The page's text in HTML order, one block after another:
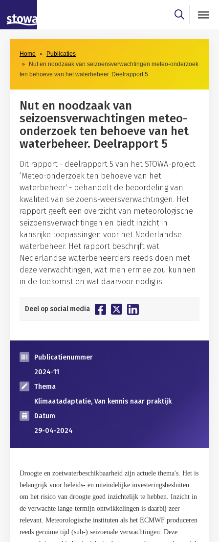
Skip to main content
Skip to main nav
Home
Publicaties
Nut en noodzaak van seizoensverwachtingen meteo-onderzoek
ten behoeve van het waterbeheer. Deelrapport 5
Nut en noodzaak van
seizoensverwachtingen meteo-
onderzoek ten behoeve van het
waterbeheer. Deelrapport 5
Dit rapport - deelrapport 5 van het STOWA-project
‘Meteo-onderzoek ten behoeve van het
waterbeheer' - behandelt de beoordeling van
kwaliteit van seizoens-weersverwachtingen. Het
rapport geeft een overzicht van meteorologische
seizoensverwachtingen en biedt inzicht in
kansrijke toepassingen voor het Nederlandse
waterbeheer. Het rapport beschrijft wat
Nederlandse waterbeheerders reeds doen met
deze verwachtingen, wat men ermee zou kunnen
in de toekomst en wat daarvoor nodig is.
Deel op social media
Publicatienummer
2024-11
Thema
Klimaatadaptatie, Van kennis naar praktijk
Datum
29-04-2024
Droogte en zoetwaterbeschikbaarheid zijn actuele thema's. Het is
belangrijk voor beleids- en uiteindelijke investeringsbesluiten
om het risico van droogte goed inzichtelijk te hebben. Inzicht in
de verwachte lange-termijn ontwikkelingen is daarbij zeer
relevant. Meteorologische instituten als het ECMWF produceren
reeds geruime tijd (sub-) seizoenale verwachtingen. Deze